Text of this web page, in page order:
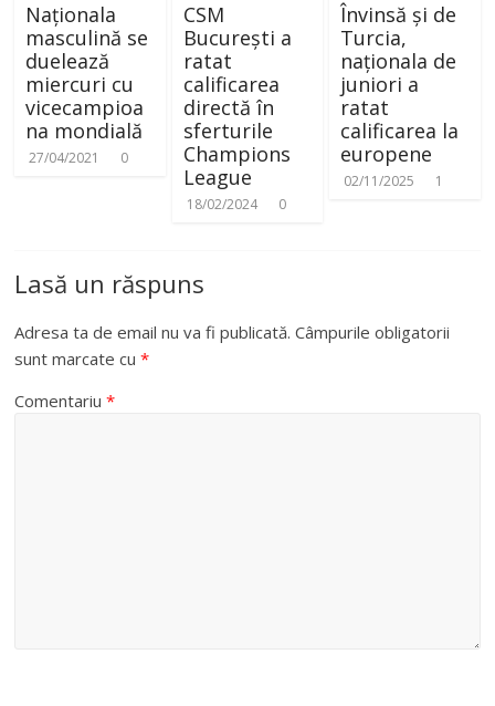
Naționala
masculină se
duelează
miercuri cu
vicecampioa
na mondială
27/04/2021 0
CSM
București a
ratat
calificarea
directă în
sferturile
Champions
League
18/02/2024 0
Învinsă și de
Turcia,
naționala de
juniori a
ratat
calificarea la
europene
02/11/2025 1
Lasă un răspuns
Adresa ta de email nu va fi publicată. Câmpurile obligatorii
sunt marcate cu*
Comentariu*